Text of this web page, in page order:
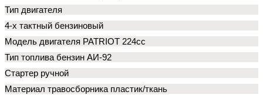
Тип двигателя
4-х тактный бензиновый
Модель двигателя PATRIOT 224cc
Тип топлива бензин АИ-92
Стартер ручной
Материал травосборника пластик/ткань